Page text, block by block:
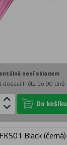
není skladem
dodací lhůta do 90 dnů
Do košíku
Black (černá)